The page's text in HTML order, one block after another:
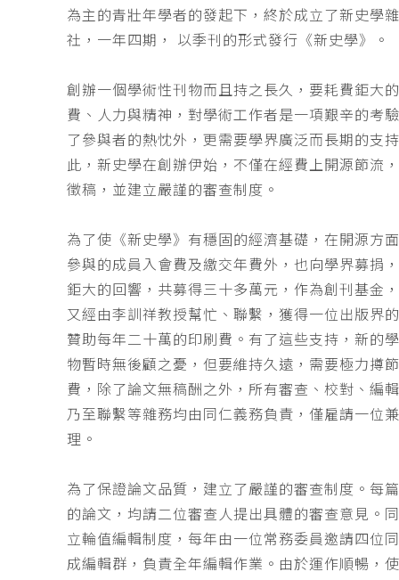
為主的青壯年學者的發起下，終於成立了新史學
社，一年四期， 以季刊的形式發行《新史學》。
創辦一個學術性刊物而且持之長久，要耗費鉅大
費、人力與精神，對學術工作者是一項艱辛的考
了參與者的熱忱外，更需要學界廣泛而長期的支
此，新史學在創辦伊始，不僅在經費上開源節流
徵稿，並建立嚴謹的審查制度。
為了使《新史學》有穩固的經濟基礎，在開源方
參與的成員入會費及繳交年費外，也向學界募捐
鉅大的回響，共募得三十多萬元，作為創刊基金
又經由李訓祥教授幫忙、聯繫，獲得一位出版界
贊助每年二十萬的印刷費。有了這些支持，新的
物暫時無後顧之憂，但要維持久遠，需要極力撙
費，除了論文無稿酬之外，所有審查、校對、編
乃至聯繫等雜務均由同仁義務負責，僅雇請一位
理。
為了保證論文品質，建立了嚴謹的審查制度。每
的論文，均請二位審查人提出具體的審查意見。
立輪值編輯制度，每年由一位常務委員邀請四位
成編輯群，負責全年編輯作業。由於運作順暢，